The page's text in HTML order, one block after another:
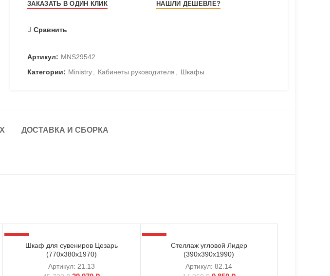
ЗАКАЗАТЬ В ОДИН КЛИК НАШЛИ ДЕШЕВЛЕ?
Сравнить
Артикул: MNS29542
Категории: Ministry, Кабинеты руководителя , Шкафы
ДОСТАВКА И СБОРКА
Шкаф для сувениров Цезарь
(770х380х1970)
Артикул: 21.13
Стеллаж угловой Лидер
(390х390х1990)
Артикул:82.14